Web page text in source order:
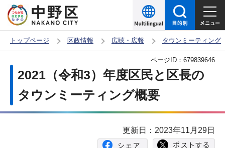
の
ー
トップページ 区政情報 広聴・広報 タウンミーティング
か
2021（令和3）年度区民と区長の
タウンミーティング概要
ページID： 679839646
更新日：2023年11月29日